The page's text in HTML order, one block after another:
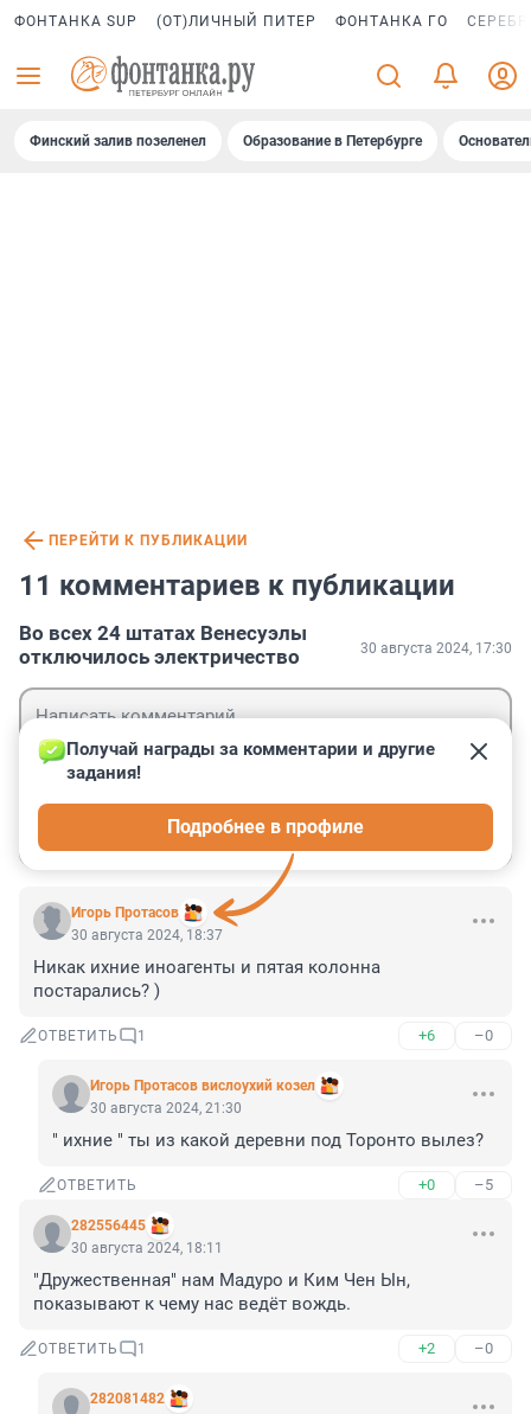
ФОНТАНКА SUP (ОТ)ЛИЧНЫЙ ПИТЕР ФОНТАНКА ГО
Финский залив позеленел Образование в Петербурге
ПЕРЕЙТИ К ПУБЛИКАЦИИ
11 комментариев к публикации
Во всех 24 штатах Венесуэлы
отключилось электричество
30 августа 2024, 17:30
Игорь Протасов
Получай награды за комментарии и другие
задания!
Подробнее в профиле
30 августа 2024, 18:37
Никак ихние иноагенты и пятая колонна
постарались? )
ОТВЕТИТЬ 1 +6 –0
Игoрь Прoтасoв вислоухий козел
30 августа 2024, 21:30
" ихние " ты из какой деревни под Торонто вылез?
ОТВЕТИТЬ +0 –5
282556445
30 августа 2024, 18:11
"Дружественная" нам Мадуро и Ким Чен Ын,
показывают к чему нас ведёт вождь.
ОТВЕТИТЬ 1 +2 –0
282081482